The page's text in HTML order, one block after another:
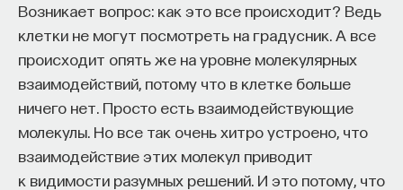
Возникает вопрос: как это все происходит? Ведь
клетки не могут посмотреть на градусник. А все
происходит опять же на уровне молекулярных
взаимодействий, потому что в клетке больше
ничего нет. Просто есть взаимодействующие
молекулы. Но все так очень хитро устроено, что
взаимодействие этих молекул приводит
к видимости разумных решений. И это потому, что
1297 публикаций
БИОЛОГИЯ МОЗГ НЕЙРОФИЗИОЛОГИЯ
ЕСТЕСТВЕННЫЕ НАУКИ
ХИМИЯ МЕЖДУ НЕЙРОНАМИ
Химия между нейронами ».
Наиболее известны те дофаминовые нейроны,
которые находятся как раз в черной субстанции
и вентральной покрышке. Черная субстанция
потому так и названа, что эта зона мозга имеет
темную окраску: нейроны там содержат